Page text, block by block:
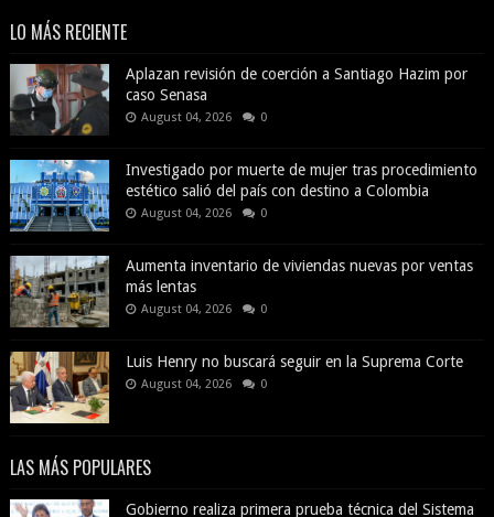
LO MÁS RECIENTE
Aplazan revisión de coerción a Santiago Hazim por
caso Senasa
August 04, 2026 0
Investigado por muerte de mujer tras procedimiento
estético salió del país con destino a Colombia
August 04, 2026 0
Aumenta inventario de viviendas nuevas por ventas
más lentas
August 04, 2026 0
Luis Henry no buscará seguir en la Suprema Corte
August 04, 2026 0
LAS MÁS POPULARES
Gobierno realiza primera prueba técnica del Sistema